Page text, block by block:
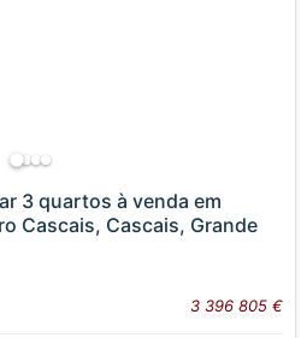
3 quartos à venda em
Cascais, Cascais, Grande
3 396 805 €